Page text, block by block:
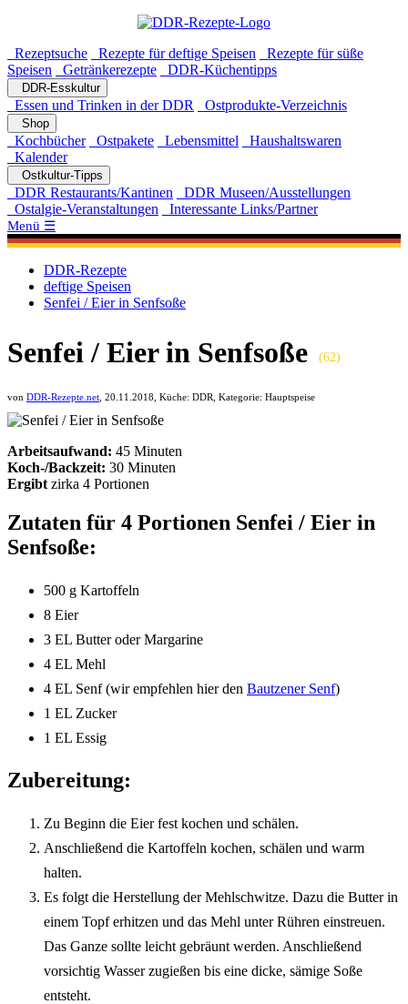
Rezeptsuche Rezepte für deftige Speisen
Rezepte für süße
Speisen
Getränkerezepte DDR-Küchentipps
DDR-Esskultur
Essen und Trinken in der DDR Ostprodukte-Verzeichnis
Shop
Kochbücher Ostpakete Lebensmittel
Haushaltswaren
Kalender
Ostkultur-Tipps
DDR Restaurants/Kantinen
DDR Museen/Ausstellungen
Ostalgie-Veranstaltungen
Interessante Links/Partner
Menü ☰
DDR-Rezepte
deftige Speisen
Senfei / Eier in Senfsoße
Senfei / Eier in Senfsoße (62)
von DDR-Rezepte.net 20.11.2018 , Küche: DDR , Kategorie: Hauptspeise
Arbeitsaufwand: 45 Minuten
Koch-/Backzeit: 30 Minuten
Ergibt zirka 4 Portionen
Zutaten für 4 Portionen Senfei / Eier in
Senfsoße:
500 g Kartoffeln
8 Eier
3 EL Butter oder Margarine
4 EL Mehl
4 EL Senf (wir empfehlen hier den Bautzener Senf)
1 EL Zucker
1 EL Essig
Zubereitung:
Zu Beginn die Eier fest kochen und schälen.
Anschließend die Kartoffeln kochen, schälen und warm
halten.
Es folgt die Herstellung der Mehlschwitze. Dazu die Butter in
einem Topf erhitzen und das Mehl unter Rühren einstreuen.
Das Ganze sollte leicht gebräunt werden. Anschließend
vorsichtig Wasser zugießen bis eine dicke, sämige Soße
entsteht.